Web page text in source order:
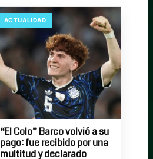
ACTUALIDAD
“El Colo” Barco volvió a su
pago: fue recibido por una
multitud y declarado